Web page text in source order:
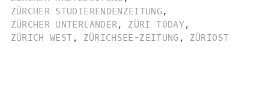
ZÜRCHER STUDIERENDENZEITUNG,
ZÜRCHER UNTERLÄNDER, ZÜRI TODAY,
ZÜRICH WEST , ZÜRICHSEE-ZEITUNG , ZÜRIOST